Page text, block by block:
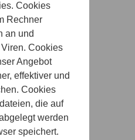
Cookies
Rechner
an und
Cookies
Angebot
effektiver und
Cookies
die auf
werden
speichert.